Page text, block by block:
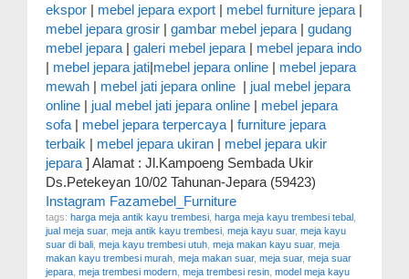
ekspor | mebel jepara export | mebel furniture jepara |
mebel jepara grosir | gambar mebel jepara | gudang
mebel jepara | galeri mebel jepara | mebel jepara indo
| mebel jepara jati|mebel jepara online | mebel jepara
mewah | mebel jati jepara online | jual mebel jepara
online | jual mebel jati jepara online | mebel jepara
sofa | mebel jepara terpercaya | furniture jepara
terbaik | mebel jepara ukiran | mebel jepara ukir
jepara ] Alamat : Jl.Kampoeng Sembada Ukir
Ds.Petekeyan 10/02 Tahunan-Jepara (59423)
Instagram Fazamebel_Furniture
tags: harga meja antik kayu trembesi harga meja kayu trembesi tebal
jual meja suar, meja antik kayu trembesi meja kayu suar, meja kayu
suar di bali meja kayu trembesi utuh meja makan kayu suar, meja
makan kayu trembesi murah meja makan suar, meja suar, meja suar
jepara meja trembesi modern meja trembesi resin model meja kayu